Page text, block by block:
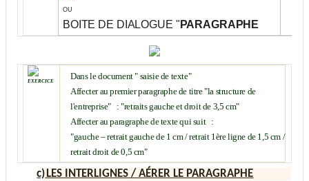
ou
BOITE DE DIALOGUE " PARAGRAPHE
exercice
Dans le document " saisie de texte"
Affecter au premier paragraphe de titre "la structure de
l'entreprise" : "retraits gauche et droit de 3,5 cm"
Affecter au paragraphe de texte qui suit :
"gauche – retrait gauche de 1 cm / retrait 1ère ligne de 1,5 cm /
retrait droit de 0,5 cm"
c) LES INTERLIGNES / AÉRER LE PARAGRAPHE